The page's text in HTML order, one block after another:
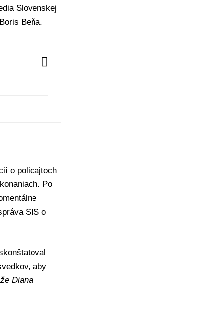
Slovenskej
Boris Beňa.
o policajtoch
Po
SIS o
aby
Diana